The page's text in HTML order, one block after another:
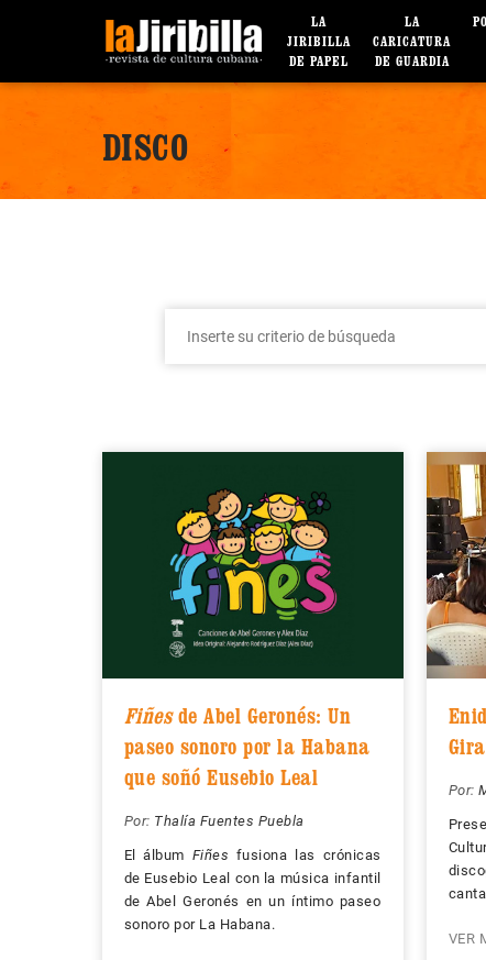
LA
JIRIBILLA
DE PAPEL
LA
CARICATURA
DE GUARDIA
DISCO
Fiñesde Abel Geronés: Un
paseo sonoro por la Habana
que soñó Eusebio Leal
Por: Thalía Fuentes Puebla
El álbum Fiñes fusiona las crónicas
de Eusebio Leal con la música infantil
de Abel Geronés en un íntimo paseo
sonoro por La Habana.
Por:
VER